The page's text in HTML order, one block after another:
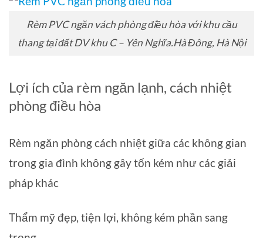
Rèm PVC ngăn vách phòng điều hòa với khu cầu
thang tại đất DV khu C – Yên Nghĩa.Hà Đông, Hà Nội
Lợi ích của rèm ngăn lạnh, cách nhiệt
phòng điều hòa
Rèm ngăn phòng cách nhiệt giữa các không gian
trong gia đình không gây tốn kém như các giải
pháp khác
Thẩm mỹ đẹp, tiện lợi, không kém phần sang